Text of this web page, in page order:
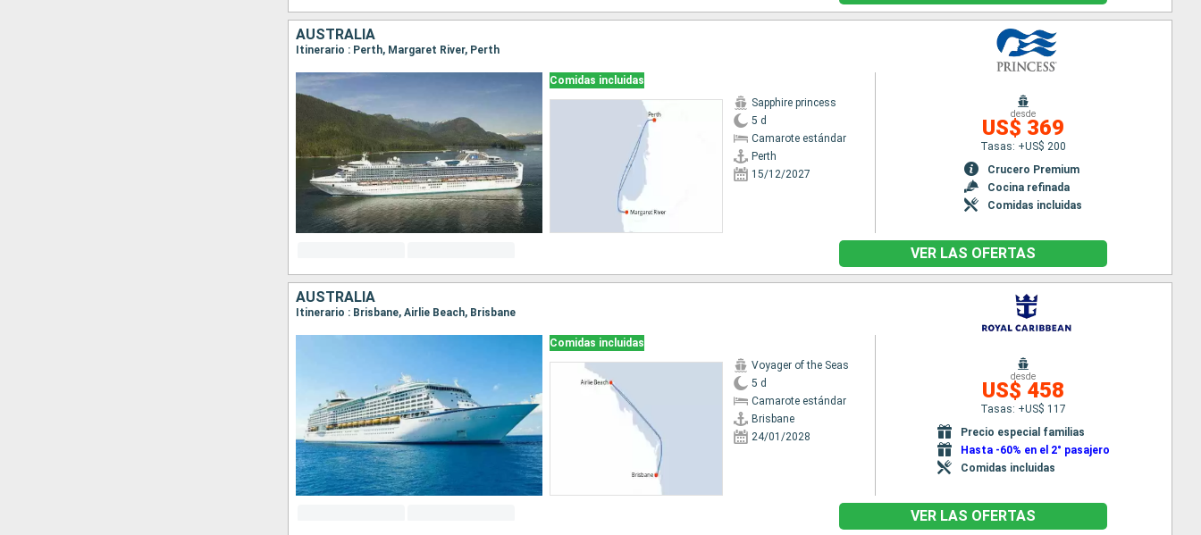
AUSTRALIA
Itinerario : Perth, Margaret River, Perth
Comidas incluidas
Sapphire princess
5 d
Camarote estándar
Perth
15/12/2027
desde
US$ 369
Tasas: +US$ 200
Crucero Premium
Cocina refinada
Comidas incluidas
VER LAS OFERTAS
AUSTRALIA
Itinerario : Brisbane, Airlie Beach, Brisbane
Comidas incluidas
Voyager of the Seas
5 d
Camarote estándar
Brisbane
24/01/2028
desde
US$ 458
Tasas: +US$ 117
Precio especial familias
Hasta -60% en el 2° pasajero
Comidas incluidas
VER LAS OFERTAS